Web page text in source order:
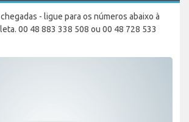
- ligue para os números abaixo à
00 48 883 338 508 ou 00 48 728 533